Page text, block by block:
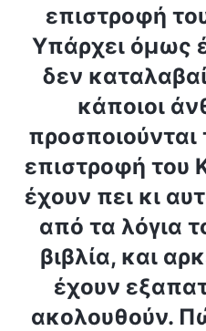
επιστροφή
Υπάρχει όμως
δεν
κάποιοι
προσποιούνται
επιστροφή του
έχουν πει κι
από τα λόγια
βιβλία, και
έχουν
ακολουθούν.